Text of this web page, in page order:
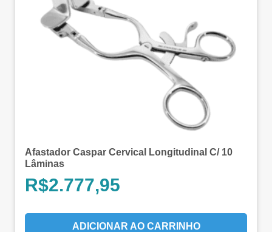
Afastador Caspar Cervical Longitudinal C/ 10
Lâminas
R$2.777,95
ADICIONAR AO CARRINHO